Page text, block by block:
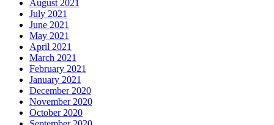
August 2021
July 2021
June 2021
May 2021
April 2021
March 2021
February 2021
January 2021
December 2020
November 2020
October 2020